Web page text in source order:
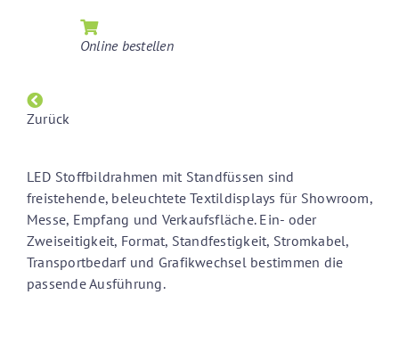
Online bestellen
Zurück
LED Stoffbildrahmen mit Standfüssen sind
freistehende, beleuchtete Textildisplays für Showroom,
Messe, Empfang und Verkaufsfläche. Ein- oder
Zweiseitigkeit, Format, Standfestigkeit, Stromkabel,
Transportbedarf und Grafikwechsel bestimmen die
passende Ausführung.